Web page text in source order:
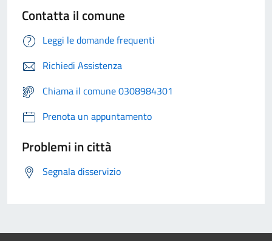
Contatta il comune
Leggi le domande frequenti
Richiedi Assistenza
Chiama il comune 0308984301
Prenota un appuntamento
Problemi in città
Segnala disservizio